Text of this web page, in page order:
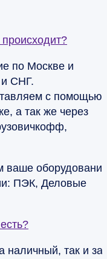
по Москве и
и СНГ.
с помощью
а так же через
ваше
ПЭК, Деловые
наличный, так и за